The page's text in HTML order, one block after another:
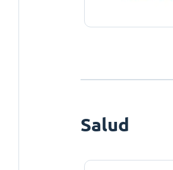
Salud